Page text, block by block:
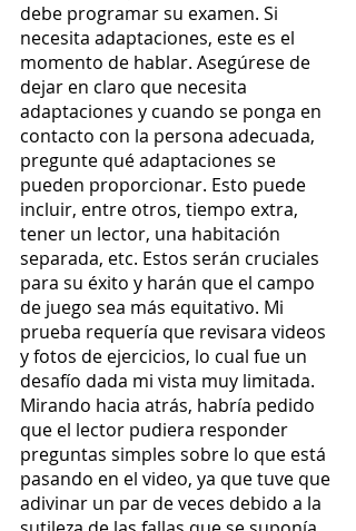
debe programar su examen. Si
necesita adaptaciones, este es el
momento de hablar. Asegúrese de
dejar en claro que necesita
adaptaciones y cuando se ponga en
contacto con la persona adecuada,
pregunte qué adaptaciones se
pueden proporcionar. Esto puede
incluir, entre otros, tiempo extra,
tener un lector, una habitación
separada, etc. Estos serán cruciales
para su éxito y harán que el campo
de juego sea más equitativo. Mi
prueba requería que revisara videos
y fotos de ejercicios, lo cual fue un
desafío dada mi vista muy limitada.
Mirando hacia atrás, habría pedido
que el lector pudiera responder
preguntas simples sobre lo que está
pasando en el video, ya que tuve que
adivinar un par de veces debido a la